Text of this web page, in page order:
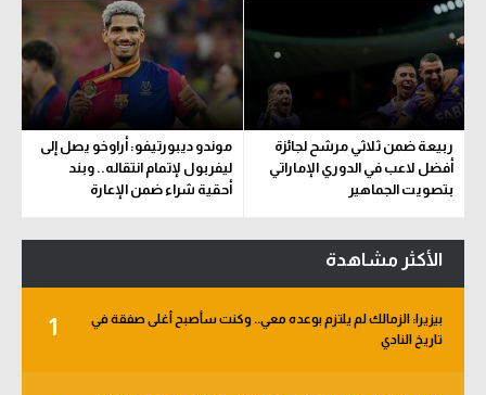
ربيعة ضمن ثلاثي مرشح لجائزة
أفضل لاعب في الدوري الإماراتي
بتصويت الجماهير
موندو ديبورتيفو: أراوخو يصل إلى
ليفربول لإتمام انتقاله.. وبند
أحقية شراء ضمن الإعارة
الأكثر مشاهدة
1
بيزيرا: الزمالك لم يلتزم بوعده معي.. وكنت سأصبح أغلى صفقة في
تاريخ النادي